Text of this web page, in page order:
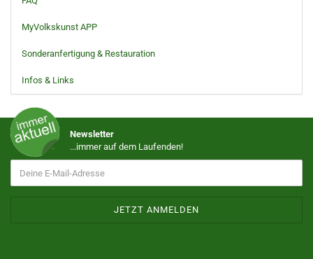
MyVolkskunst APP
Sonderanfertigung & Restauration
Infos & Links
Newsletter
...immer auf dem Laufenden!